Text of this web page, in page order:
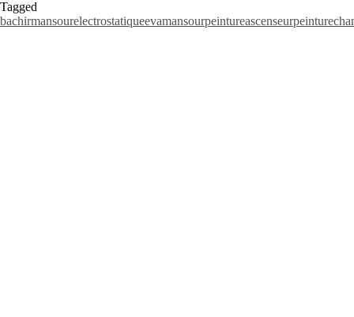
Tagged
bachirmansourelectrostatiqueevamansourpeintureascenseur